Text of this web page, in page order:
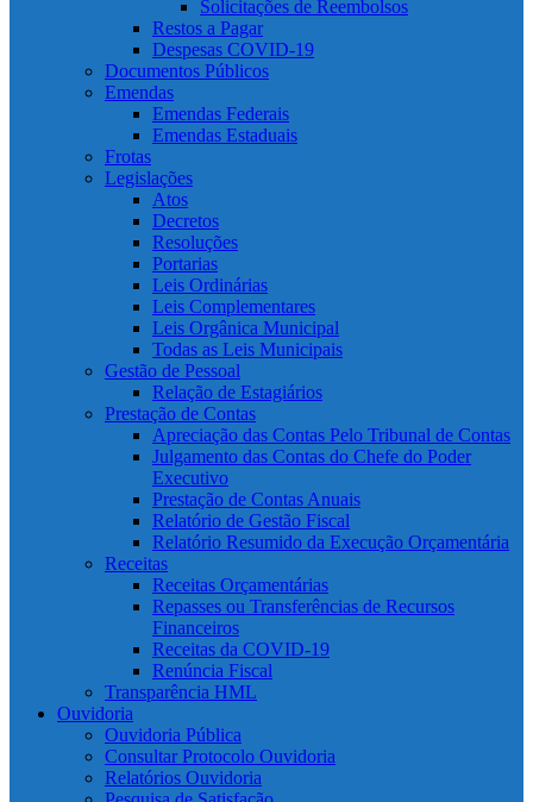
Solicitações de Reembolsos
Restos a Pagar
Despesas COVID-19
Documentos Públicos
Emendas
Emendas Federais
Emendas Estaduais
Frotas
Legislações
Atos
Decretos
Resoluções
Portarias
Leis Ordinárias
Leis Complementares
Leis Orgânica Municipal
Todas as Leis Municipais
Gestão de Pessoal
Relação de Estagiários
Prestação de Contas
Apreciação das Contas Pelo Tribunal de Contas
Julgamento das Contas do Chefe do Poder
Executivo
Prestação de Contas Anuais
Relatório de Gestão Fiscal
Relatório Resumido da Execução Orçamentária
Receitas
Receitas Orçamentárias
Repasses ou Transferências de Recursos
Financeiros
Receitas da COVID-19
Renúncia Fiscal
Transparência HML
Ouvidoria
Ouvidoria Pública
Consultar Protocolo Ouvidoria
Relatórios Ouvidoria